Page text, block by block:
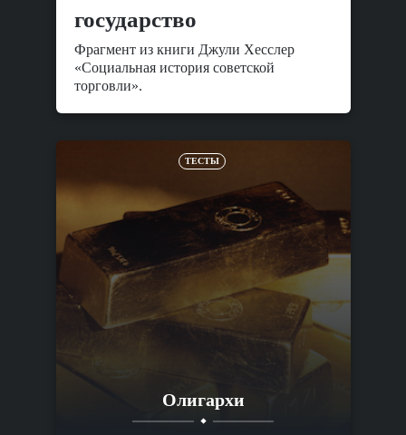
государство
Фрагмент из книги Джули Хесслер
«Социальная история советской
торговли».
ТЕСТЫ
Олигархи